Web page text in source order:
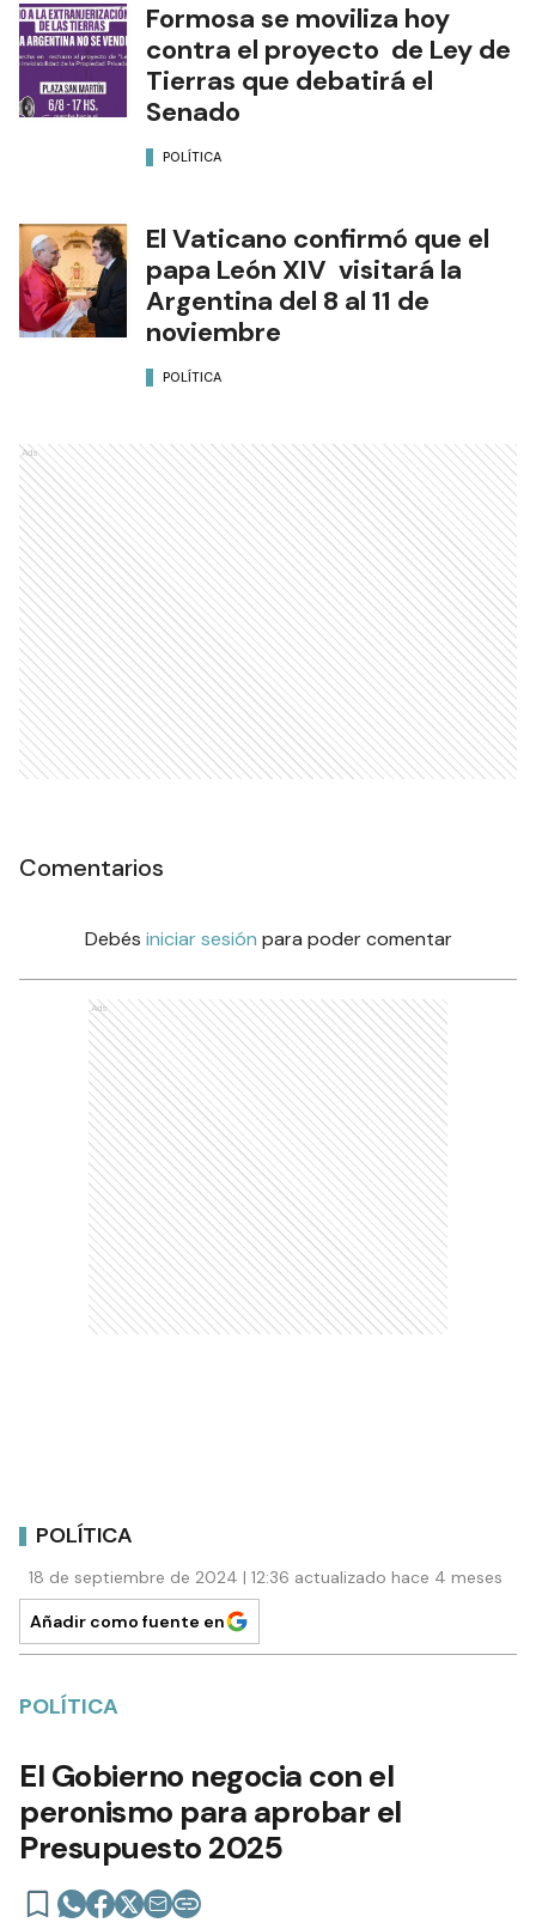
Formosa se moviliza hoy
contra el proyecto de Ley de
Tierras que debatirá el
Senado
POLÍTICA
El Vaticano confirmó que el
papa León XIV visitará la
Argentina del 8 al 11 de
noviembre
POLÍTICA
Ads
Comentarios
Debés iniciar sesión para poder comentar
Ads
POLÍTICA
18 de septiembre de 2024 | 12:36 actualizado hace 4 meses
Añadir como fuente en
POLÍTICA
El Gobierno negocia con el
peronismo para aprobar el
Presupuesto 2025